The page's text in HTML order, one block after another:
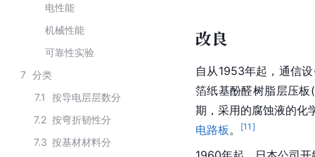
电性能
机械性能
可靠性实验
7 分类
7.1
按导电层层数分
7.2 按弯折韧性分
7.3 按基材材料分
改良
自从1953年起， 通信
箔纸基酚醛树脂层压板
期，采用的腐蚀液的化
电路板 。 [11 ]